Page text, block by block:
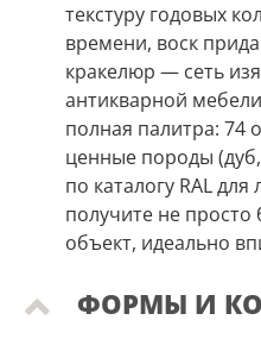
текстуру годовых
времени, воск
кракелюр — сеть
антикварной
полная палитра: 74
ценные породы
по каталогу RAL
получите не просто
объект, идеально
ФОРМЫ И